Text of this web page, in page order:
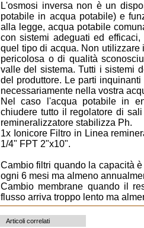
L'osmosi inversa non è un
potabile in acqua potabile) e
alla legge, acqua potabile
con sistemi adeguati ed
quel tipo di acqua. Non
pericolosa o di qualità
valle del sistema. Tutti i sistemi
del produttore. Le parti
necessariamente nella vostra
Nel caso l'acqua potabile in
chiudere tutto il regolatore di
remineralizzatore stabilizza Ph.
1x Ionicore Filtro in Linea
1/4" FPT 2"x10".
Cambio filtri quando la capacità
ogni 6 mesi ma almeno
Cambio membrane quando il
flusso arriva troppo lento ma
Articoli correlati